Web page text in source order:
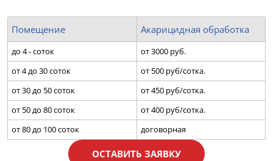
Помещение Акарицидная обработка
до 4 - соток
от 3000 руб.
от 4 до 30 соток
от 500 руб/сотка.
от 30 до 50 соток
от 450 руб/сотка.
от 50 до 80 соток
от 400 руб/сотка.
от 80 до 100 соток
договорная
ОСТАВИТЬ ЗАЯВКУ